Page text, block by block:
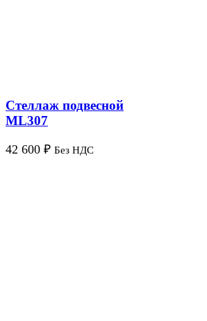
Стеллаж подвесной
ML307
42 600 ₽ Без НДС